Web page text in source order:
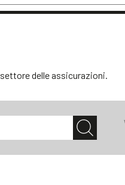
Articoli
delle assicurazioni.